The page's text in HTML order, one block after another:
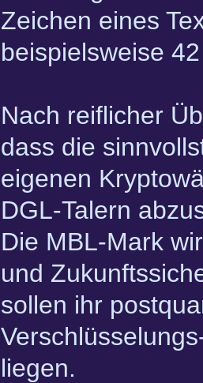
Zeichen eines
beispielsweise
Nach reiflicher
dass die
eigenen
DGL-Talern
Die MBL-Mark
und
sollen ihr
liegen.